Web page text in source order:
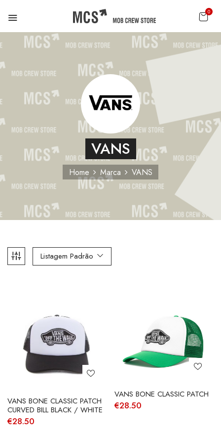
0
VANS
Home Marca VANS
Listagem Padrão
VANS BONE CLASSIC PATCH
CURVED BILL BLACK / WHITE
€28.50
VANS BONE CLASSIC PATCH
€28.50